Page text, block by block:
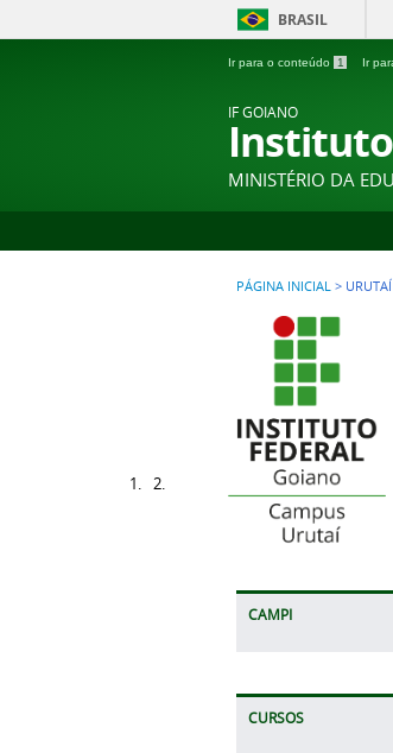
BRASIL
Ir para o conteúdo 1 Ir
IF GOIANO
MINISTÉRIO DA
PÁGINA INICIAL > URUTAÍ
CAMPI
CURSOS